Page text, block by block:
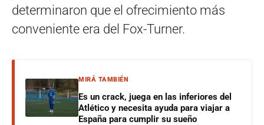
determinaron que el ofrecimiento más
conveniente era del Fox-Turner.
MIRÁ TAMBIÉN
Es un crack, juega en las inferiores del
Atlético y necesita ayuda para viajar a
España para cumplir su sueño